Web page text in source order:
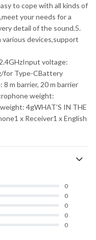
to cope with all kinds of
your needs for a
detail of the sound.5.
devices,support
voltage:
for Type-CBattery
m barrier, 20 m barrier
weight:
4gWHAT’S IN THE
x Receiver1 x English
0
0
0
0
0